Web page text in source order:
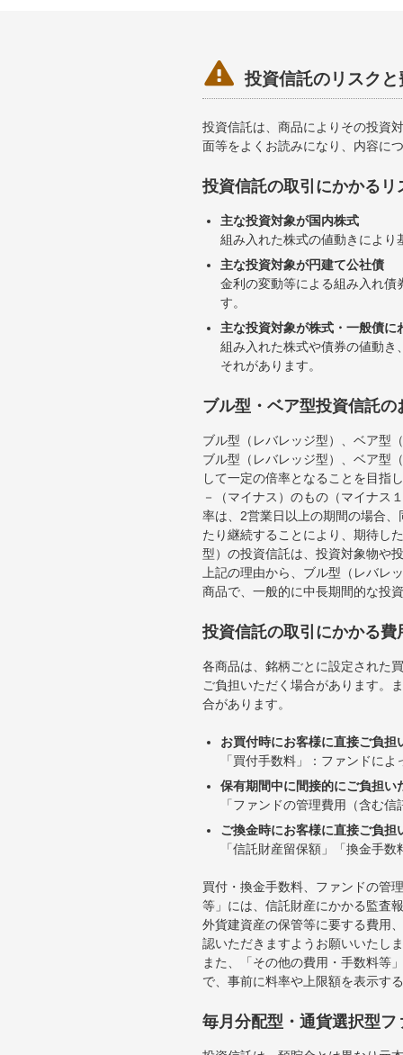
 投資信託のリスク
投資信託は、商品によりその投資
面等をよくお読みになり、内容に
投資信託の取引にかかるリ
主な投資対象が国内株式
組み入れた株式の値動きによ
主な投資対象が円建て公社債
金利の変動等による組み入れ
す。
主な投資対象が株式・一般債
組み入れた株式や債券の値動
それがあります。
ブル型・ベア型投資信託
ブル型（レバレッジ型）、ベア型
ブル型（レバレッジ型）、ベア型
して一定の倍率となることを目指
－（マイナス）のもの（マイナス
率は、2営業日以上の期間の場合
たり継続することにより、期待し
型）の投資信託は、投資対象物や
上記の理由から、ブル型（レバレ
商品で、一般的に中長期間的な投
投資信託の取引にかかる費
各商品は、銘柄ごとに設定された
ご負担いただく場合があります。
合があります。
お買付時にお客様に直接ご負担
「買付手数料」：ファンドに
保有期間中に間接的にご負担い
「ファンドの管理費用（含む
ご換金時にお客様に直接ご負担
「信託財産留保額」「換金手
買付・換金手数料、ファンドの管
等」には、信託財産にかかる監査
外貨建資産の保管等に要する費用
認いただきますようお願いいたし
また、「その他の費用・手数料等
で、事前に料率や上限額を表示す
毎月分配型・通貨選択型